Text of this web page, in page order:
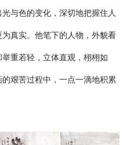
与色的变化，深切地把握住人
真实。他笔下的人物，外貌看
重若轻，立体直观，栩栩如
艰苦过程中，一点一滴地积累